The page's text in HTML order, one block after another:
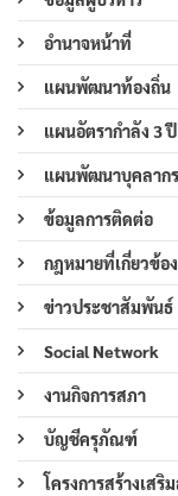
อำนาจหน้าที่
แผนพัฒนาท้องถิ่น
แผนอัตรากำลัง 3 ปี
แผนพัฒนาบุคลาก
ข้อมูลการติดต่อ
กฎหมายที่เกี่ยวข้อง
ข่าวประชาสัมพันธ์
Social Network
งานกิจการสภา
บัญชีครุภัณฑ์
โครงการสร้างเสริ